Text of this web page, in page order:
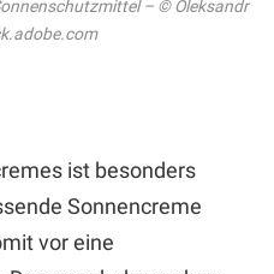
– © Oleksandr
ist besonders
Sonnencreme
vor eine